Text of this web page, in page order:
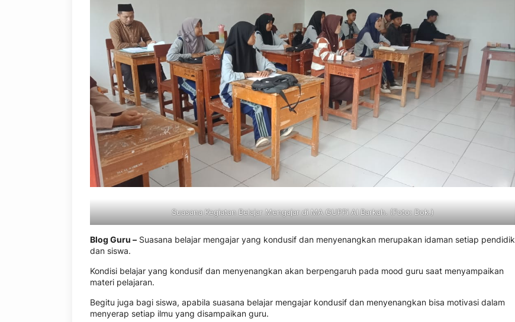
Suasana Kegiatan Belajar Mengajar di MA GUPPi Al Barkah. (Foto: Dok.)
Blog Guru – Suasana belajar mengajar yang kondusif dan menyenangkan merupakan idaman setiap pendidik
dan siswa.
Kondisi belajar yang kondusif dan menyenangkan akan berpengaruh pada mood guru saat menyampaikan
materi pelajaran.
Begitu juga bagi siswa, apabila suasana belajar mengajar kondusif dan menyenangkan bisa motivasi dalam
menyerap setiap ilmu yang disampaikan guru.